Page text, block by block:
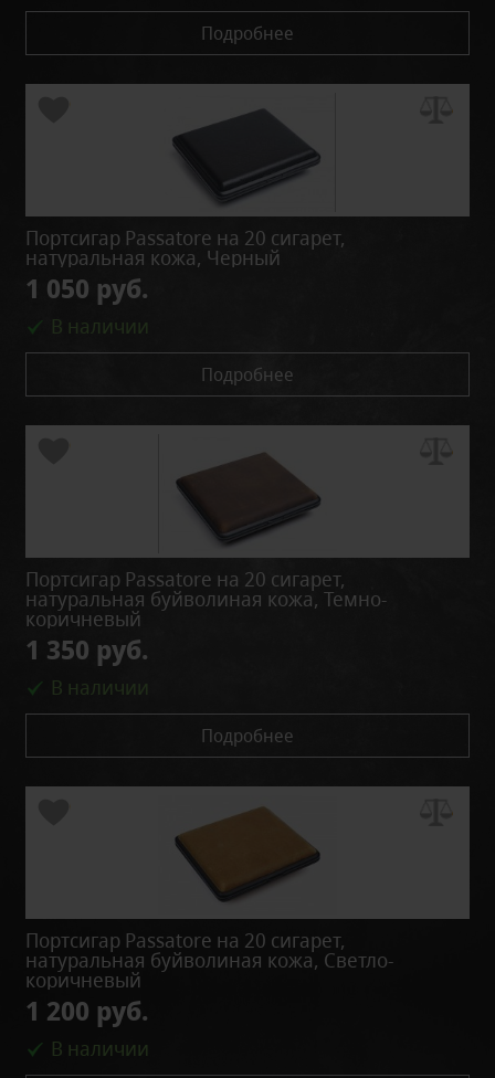
Подробнее
Портсигар Passatore на 20 сигарет,
натуральная кожа, Черный
1 050 руб.
В наличии
Подробнее
Портсигар Passatore на 20 сигарет,
натуральная буйволиная кожа, Темно-
коричневый
1 350 руб.
В наличии
Подробнее
Портсигар Passatore на 20 сигарет,
натуральная буйволиная кожа, Светло-
коричневый
1 200 руб.
В наличии